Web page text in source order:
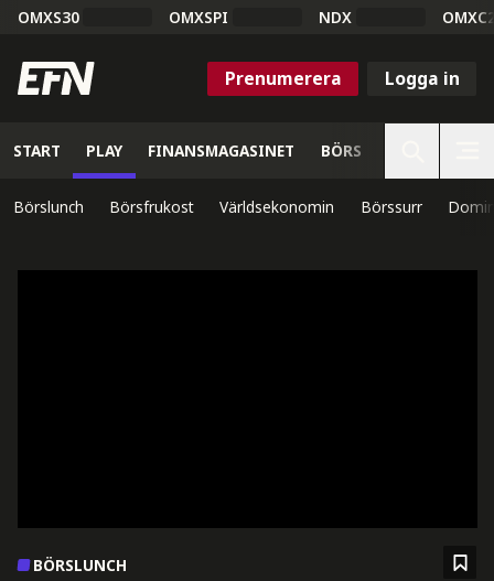
OMXS30 OMXSPI NDX
Prenumerera Logga in
START PLAY FINANSMAGASINET BÖRS
Börslunch Börsfrukost Världsekonomin Börssurr
BÖRSLUNCH